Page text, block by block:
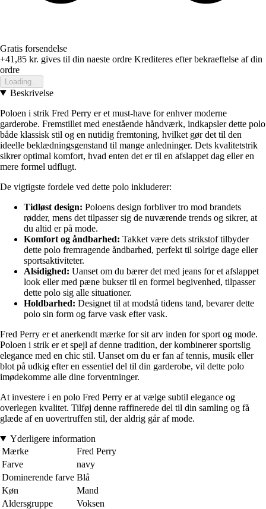
Gratis forsendelse
+41,85 kr. gives til din naeste ordre Krediteres efter bekraeftelse af din
ordre
Loading...
Beskrivelse
Poloen i strik Fred Perry er et must-have for enhver moderne
garderobe. Fremstillet med enestående håndværk, indkapsler dette polo
både klassisk stil og en nutidig fremtoning, hvilket gør det til den
ideelle beklædningsgenstand til mange anledninger. Dets kvalitetstrik
sikrer optimal komfort, hvad enten det er til en afslappet dag eller en
mere formel udflugt.
De vigtigste fordele ved dette polo inkluderer:
Tidløst design: Poloens design forbliver tro mod brandets
rødder, mens det tilpasser sig de nuværende trends og sikrer, at
du altid er på mode.
Komfort og åndbarhed: Takket være dets strikstof tilbyder
dette polo fremragende åndbarhed, perfekt til solrige dage eller
sportsaktiviteter.
Alsidighed: Uanset om du bærer det med jeans for et afslappet
look eller med pæne bukser til en formel begivenhed, tilpasser
dette polo sig alle situationer.
Holdbarhed: Designet til at modstå tidens tand, bevarer dette
polo sin form og farve vask efter vask.
Fred Perry er et anerkendt mærke for sit arv inden for sport og mode.
Poloen i strik er et spejl af denne tradition, der kombinerer sportslig
elegance med en chic stil. Uanset om du er fan af tennis, musik eller
blot på udkig efter en essentiel del til din garderobe, vil dette polo
imødekomme alle dine forventninger.
At investere i en polo Fred Perry er at vælge subtil elegance og
overlegen kvalitet. Tilføj denne raffinerede del til din samling og få
glæde af en uovertruffen stil, der aldrig går af mode.
Yderligere information
Mærke
Fred Perry
Farve
navy
Dominerende farve Blå
Køn
Mand
Aldersgruppe
Voksen